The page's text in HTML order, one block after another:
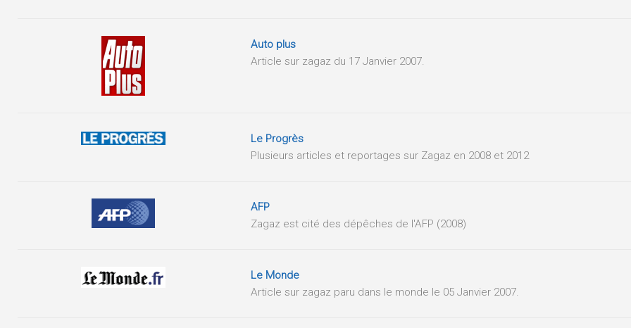
Auto plus
Article sur zagaz du 17 Janvier 2007.
Le Progrès
Plusieurs articles et reportages sur Zagaz en 2008 et 2012
AFP
Zagaz est cité des dépêches de l'AFP (2008)
Le Monde
Article sur zagaz paru dans le monde le 05 Janvier 2007.